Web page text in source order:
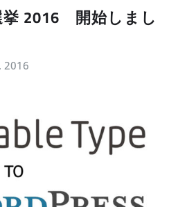
挙 2016 開始しまし
2016